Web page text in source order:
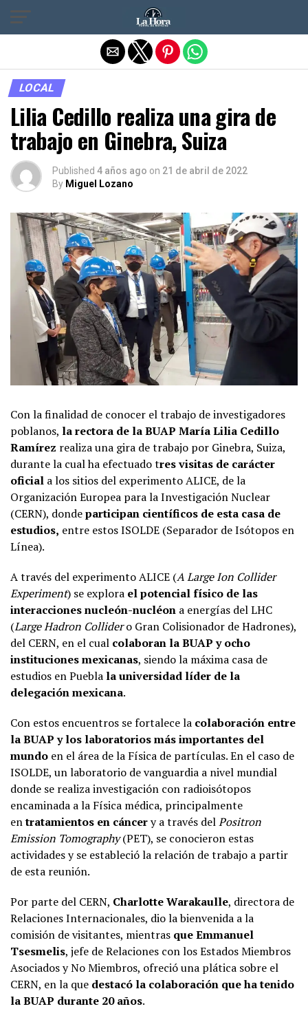
LOCAL
Lilia Cedillo realiza una gira de
trabajo en Ginebra, Suiza
Published 4 años ago on 21 de abril de 2022
By Miguel Lozano
Con la finalidad de conocer el trabajo de investigadores
poblanos, la rectora de la BUAP María Lilia Cedillo
Ramírez realiza una gira de trabajo por Ginebra, Suiza,
durante la cual ha efectuado tres visitas de carácter
oficial a los sitios del experimento ALICE, de la
Organización Europea para la Investigación Nuclear
(CERN), dondeparticipan científicos de esta casa de
estudios, entre estos ISOLDE (Separador de Isótopos en
Línea).
A través del experimento ALICE (A Large Ion Collider
Experiment) se explora el potencial físico de las
interacciones nucleón-nucléon a energías del LHC
(Large Hadron Collidero Gran Colisionador de Hadrones),
del CERN, en el cual colaboran la BUAP y ocho
instituciones mexicanas, siendo la máxima casa de
estudios en Puebla la universidad líder de la
delegación mexicana.
Con estos encuentros se fortalece la colaboración entre
la BUAP y los laboratorios más importantes del
mundo en el área de la Física de partículas. En el caso de
ISOLDE, un laboratorio de vanguardia a nivel mundial
donde se realiza investigación con radioisótopos
encaminada a la Física médica, principalmente
entratamientos en cáncery a través delPositron
Emission Tomography(PET), se conocieron estas
actividades y se estableció la relación de trabajo a partir
de esta reunión.
Por parte del CERN, Charlotte Warakaulle, directora de
Relaciones Internacionales, dio la bienvenida a la
comisión de visitantes, mientras que Emmanuel
Tsesmelis, jefe de Relaciones con los Estados Miembros
Asociados y No Miembros, ofreció una plática sobre el
CERN, en la que destacó la colaboración que ha tenido
la BUAP durante 20 años.
Salir de la versión móvil